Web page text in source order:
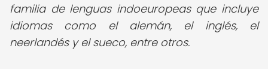
familia de lenguas indoeuropeas que incluye
idiomas como el alemán, el inglés, el
neerlandés y el sueco, entre otros.